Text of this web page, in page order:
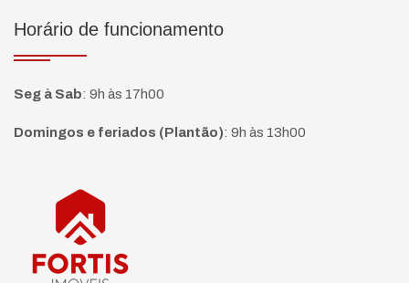
Horário de funcionamento
Seg à Sab: 9h às 17h00
Domingos e feriados (Plantão): 9h às 13h00
Página inicial